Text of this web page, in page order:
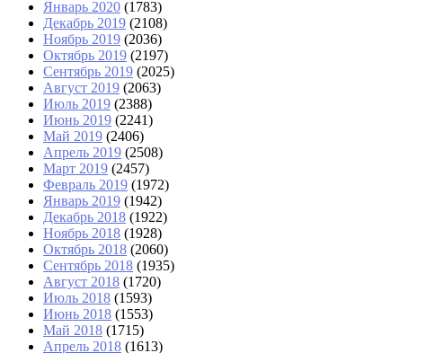
Январь 2020 (1783)
Декабрь 2019 (2108)
Ноябрь 2019 (2036)
Октябрь 2019 (2197)
Сентябрь 2019 (2025)
Август 2019 (2063)
Июль 2019 (2388)
Июнь 2019 (2241)
Май 2019 (2406)
Апрель 2019 (2508)
Март 2019 (2457)
Февраль 2019 (1972)
Январь 2019 (1942)
Декабрь 2018 (1922)
Ноябрь 2018 (1928)
Октябрь 2018 (2060)
Сентябрь 2018 (1935)
Август 2018 (1720)
Июль 2018 (1593)
Июнь 2018 (1553)
Май 2018 (1715)
Апрель 2018 (1613)